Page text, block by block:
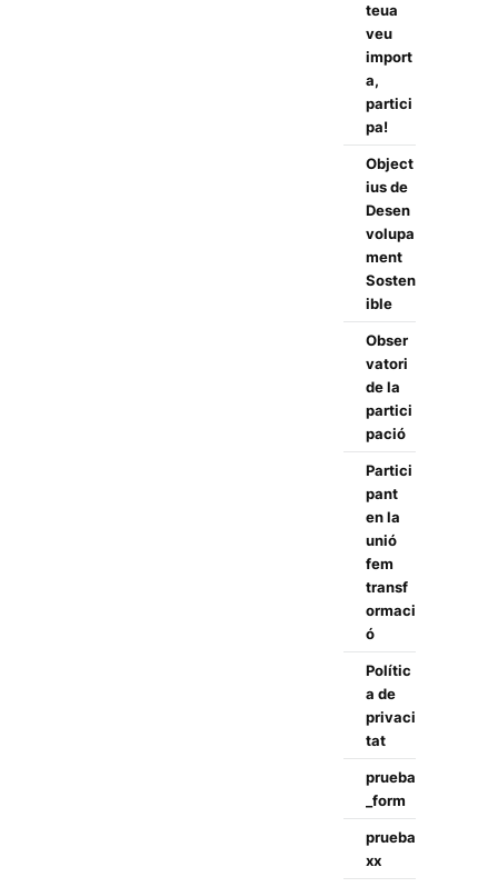
teua
veu
import
a,
partici
pa!
Object
ius de
Desen
volupa
ment
Sosten
ible
Obser
vatori
de la
partici
pació
Partici
pant
en la
unió
fem
transf
ormaci
ó
Polític
a de
privaci
tat
prueba
_form
prueba
xx